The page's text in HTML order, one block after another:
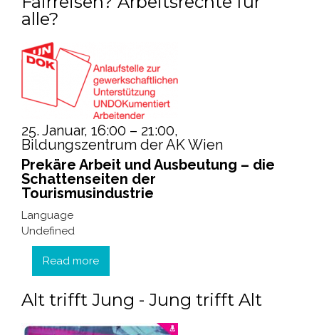
alle?
25. Januar, 16:00 – 21:00,
Bildungszentrum der AK Wien
Prekäre Arbeit und Ausbeutung – die
Schattenseiten der
Tourismusindustrie
Language
Undefined
Read more
Alt trifft Jung - Jung trifft Alt